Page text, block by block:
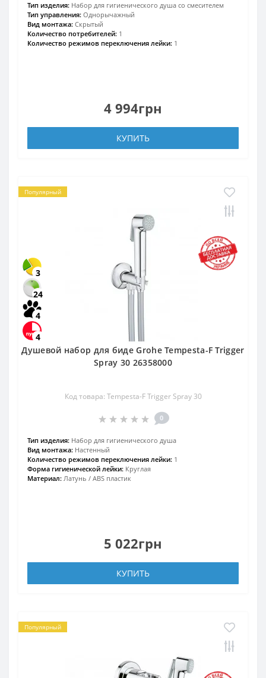
Тип изделия: Набор для гигиенического душа со смесителем
Тип управления: Однорычажный
Вид монтажа: Скрытый
Количество потребителей: 1
Количество режимов переключения лейки: 1
4 994грн
КУПИТЬ
Популярный
3
24
4
4
Душевой набор для биде Grohe Tempesta-F Trigger
Spray 30 26358000
Код товара: Tempesta-F Trigger Spray 30
0
Тип изделия: Набор для гигиенического душа
Вид монтажа: Настенный
Количество режимов переключения лейки: 1
Форма гигиенической лейки: Круглая
Материал: Латунь / ABS пластик
5 022грн
КУПИТЬ
Популярный